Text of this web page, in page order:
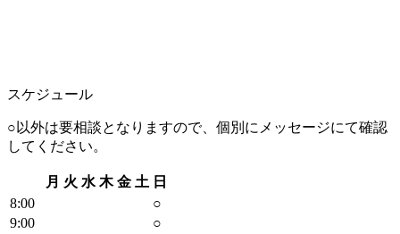
スケジュール
○以外は要相談となりますので、個別にメッセージにて確認
してください。
月 火 水 木 金 土 日
8:00
○
9:00
○